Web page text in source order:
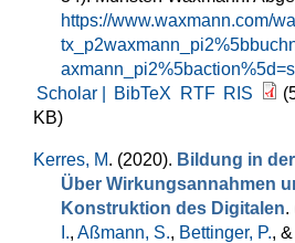
https://www.waxmann.com/
Scholar |
BibTeX RTF RIS
KB)
Kerres, M. (2020). Bildung in
Über Wirkungsannahmen
Konstruktion des Digitalen.
I., Aßmann, S., Bettinger, P., &